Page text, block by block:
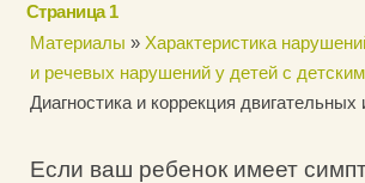
Страница 1
Материалы » Характеристика
и речевых нарушений у детей с
Диагностика и коррекция
Если ваш ребенок имеет